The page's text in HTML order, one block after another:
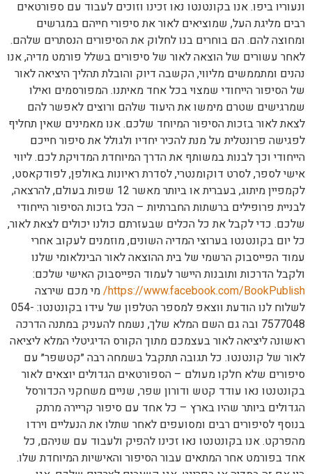
ונעוריו ביפו. אנו בקונטנטו נאו זכינו וזוכים לעבוד עם ספורטאים
רבים מליגת העל, שמוציאים לאור את סיפורי חייהם במגרשים
ומחוצה להם. הם בוחרים בנו לחלוק את הסיפורים הנסתרים שלהם.
לאחר עשורים של הוצאה לאור של סיפורים בשלל פורמט מדיה, אנו
נהנים ומתממשים מליווי, הקשבה דיוק והובלת תהליך היציאה לאור
של הסיפור הייחודי שמצוי בכל אחד מאיתנו. המפורסמים ואילו
שמרגישים שטרם מימשו את היעוד שלהם ורוצים לאפשר להם
לצאת לאור בזכות הסיפור המיוחד שלכם. אנו מאמינים שאין תחליף
לפגישה פרונטלית על מנת להכיר יחדיו ולגולל את סיפור חייכם
הייחודי וכך לבנות במשותף את הדרך המיוחדת המדויקת לכם. ליווי
אישי לספר, לסרט דוקומנטרי, לסדרת ראיונות באולפן, לפודקאסט,
לקמפיין מיתוג, בעברית או ביותר מאשר 12 שפות בעולם, להרצאה,
לבניית פרופילים ברשתות החברתיות – הכל בזכות הסיפור הייחודי
שלכם. כדי לקבל את כל הכלים שבעזרתם כולנו יכולים לצאת לאור,
כל יום בקונטנטו בערוצי המדיה השונים, מוזמנים לעקוב אחרי
עמוד הפייסבוק הרשמי של בית ההוצאה לאור הבינלאומי שלנו
ולקבל הדרכות ותובנות היישר לעמוד הפייסבוק האישי שלכם:
https://www.facebook.com/BookPublish/ מי מכם שירצה
לשלוח לנו הודעת ווצאפ למספר הטלפון של עידו בקונטנטו: 054-
7577048 ובה גם השם המלא שלך, נשמח להעניק במתנה הדרכה
ראשונה ליציאה לאור בעצמכם מתוך הקורס הדיגיטלי המלא ליציאה
לאור של קונטנטו. כל תגובה תתקבל בשמחה רבה ״קטשפר״ עם
סיפורים שלא חלקו מעולם – הספורטאים הגדולים יוצאים לאור
בקונטנטו נאו עודד קטש ודורון שפר, שניים משחקני הכדורסל
הגדולים ביותר שהיו בארץ – כל אחד עם סיפור קריירה מרתק
בנוסף לסיפורים רבים ומסועפים לאחר שתלו את הנעליים וירדו
מהפרקט. אנו בקונטנטו נאו זכינו להפיק ולעבוד עם שניהם, כל
אחד בפורמט אחר המתאים עבור הסיפור והאישיות המיוחדת שלו.